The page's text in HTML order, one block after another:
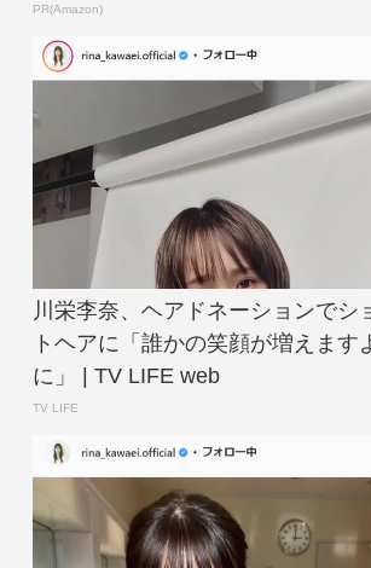
PR(Amazon)
川栄李奈、ヘアドネーションでシ
トヘアに「誰かの笑顔が増えます
に」 | TV LIFE web
TV LIFE